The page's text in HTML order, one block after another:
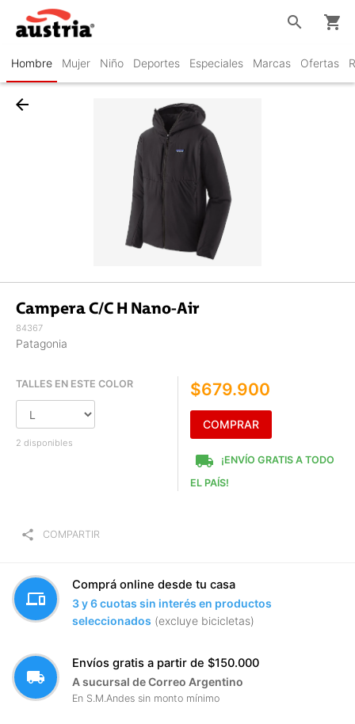
Hombre Mujer Niño Deportes Especiales Marcas Ofertas
search shopping_cart
arrow_back
Campera C/C H Nano-Air
84367
Patagonia
TALLES EN ESTE COLOR
2 disponibles
$679.900
COMPRAR
local_shipping
¡ENVÍO GRATIS A TODO
EL PAÍS!
share COMPARTIR
devices
Comprá online desde tu casa
3 y 6 cuotas sin interés en productos
seleccionados (excluye bicicletas)
local_shipping
Envíos gratis a partir de $150.000
A sucursal de Correo Argentino
En S.M.Andes sin monto mínimo